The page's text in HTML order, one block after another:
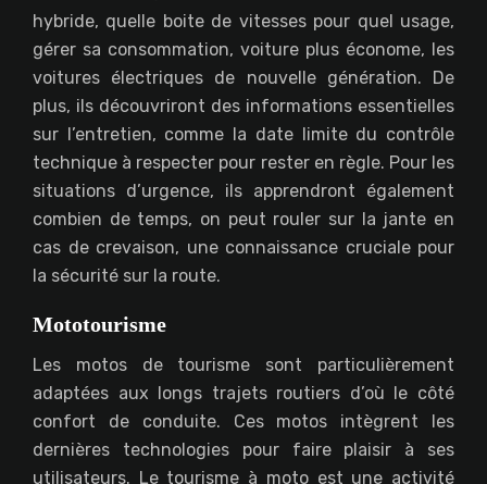
hybride, quelle boite de vitesses pour quel usage,
gérer sa consommation, voiture plus économe, les
voitures électriques de nouvelle génération. De
plus, ils découvriront des informations essentielles
sur l’entretien, comme la date limite du contrôle
technique à respecter pour rester en règle. Pour les
situations d’urgence, ils apprendront également
combien de temps, on peut rouler sur la jante en
cas de crevaison, une connaissance cruciale pour
la sécurité sur la route.
Mototourisme
Les motos de tourisme sont particulièrement
adaptées aux longs trajets routiers d’où le côté
confort de conduite. Ces motos intègrent les
dernières technologies pour faire plaisir à ses
utilisateurs. Le tourisme à moto est une activité